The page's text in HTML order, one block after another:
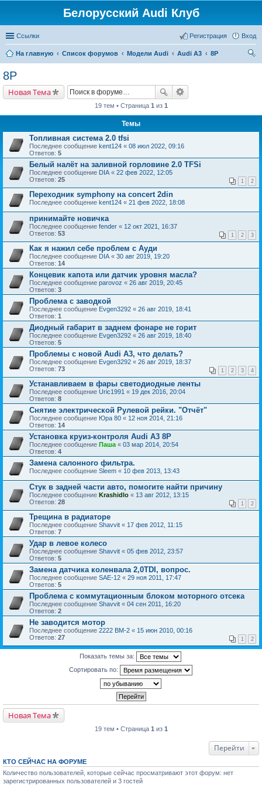
Белорусский Audi Клуб
Ссылки Вход
Регистрация
На главную Список форумов Модели Audi Audi A3
8P
8P
Новая Тема
19 тем • Страница 1 из 1
Темы
Топливная система 2.0 tfsi
Последнее сообщение kent124 « 08 июл 2022, 09:16
Ответов: 5
Белый налёт на заливной горловине 2.0 TFSi
Последнее сообщение DIA « 22 фев 2022, 12:05
Ответов: 25 1 2
Переходник symphony на concert 2din
Последнее сообщение kent124 « 21 фев 2022, 18:08
принимайте новичка
Последнее сообщение fender « 12 окт 2021, 16:37
Ответов: 53 1 2 3
Как я нажил себе проблем с Ауди
Последнее сообщение DIA « 30 авг 2019, 19:20
Ответов: 14
Концевик капота или датчик уровня масла?
Последнее сообщение parovoz « 26 авг 2019, 20:45
Ответов: 3
Проблема с заводкой
Последнее сообщение Evgen3292 « 26 авг 2019, 18:41
Ответов: 1
Диодный габарит в заднем фонаре не горит
Последнее сообщение Evgen3292 « 26 авг 2019, 18:40
Ответов: 5
Проблемы с новой Audi A3, что делать?
Последнее сообщение Evgen3292 « 26 авг 2019, 18:37
Ответов: 73 1 2 3 4
Устанавливаем в фары светодиодные ленты
Последнее сообщение Uric1991 « 19 дек 2016, 20:04
Ответов: 8
Снятие электрической Рулевой рейки. "Отчёт"
Последнее сообщение Юра 80 « 12 ноя 2014, 21:16
Ответов: 14
Установка круиз-контроля Audi А3 8P
Последнее сообщение Паша « 03 мар 2014, 20:54
Ответов: 4
Замена салонного фильтра.
Последнее сообщение Sleem « 10 фев 2013, 13:43
Стук в задней части авто, помогите найти причину
Последнее сообщение Krashidlo « 13 авг 2012, 13:15
Ответов: 28 1 2
Трещина в радиаторе
Последнее сообщение Shavvit « 17 фев 2012, 11:15
Ответов: 7
Удар в левое колесо
Последнее сообщение Shavvit « 05 фев 2012, 23:57
Ответов: 5
Замена датчика коленвала 2,0TDI, вопрос.
Последнее сообщение SAE-12 « 29 ноя 2011, 17:47
Ответов: 5
Проблема с коммутационным блоком моторного отсека
Последнее сообщение Shavvit « 04 сен 2011, 16:20
Ответов: 2
Не заводится мотор
Последнее сообщение 2222 ВМ-2 « 15 июн 2010, 00:16
Ответов: 27 1 2
Показать темы за:
Сортировать по:
Новая Тема
19 тем • Страница 1 из 1
Перейти
КТО СЕЙЧАС НА ФОРУМЕ
Количество пользователей, которые сейчас просматривают этот форум: нет
зарегистрированных пользователей и 3 гостей